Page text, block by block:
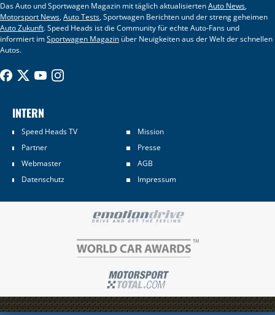
Das Auto und Sportwagen Magazin mit täglich aktualisiertenAuto News,
Motorsport News,Auto Tests, Sportwagen Berichten und der streng geheimen
Auto Zukunft. Speed Heads ist die Community für echte Auto-Fans und
informiert imSportwagen Magazin über Neuigkeiten aus der Welt der schnellen
Autos.
INTERN
Speed Heads TV
Mission
Partner
Presse
Webmaster
AGB
Datenschutz
Impressum